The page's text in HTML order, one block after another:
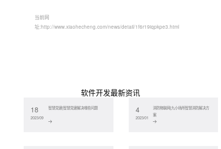
当前网
址:http://www.xiaohecheng.com/news/detail/1f6r19iqpkpe3.html
软件开发最新资讯
18
2023/09
智慧党建|智慧党建解决哪些问题 4
2023/01
消防物联网|九小场所智慧消防解决方
案